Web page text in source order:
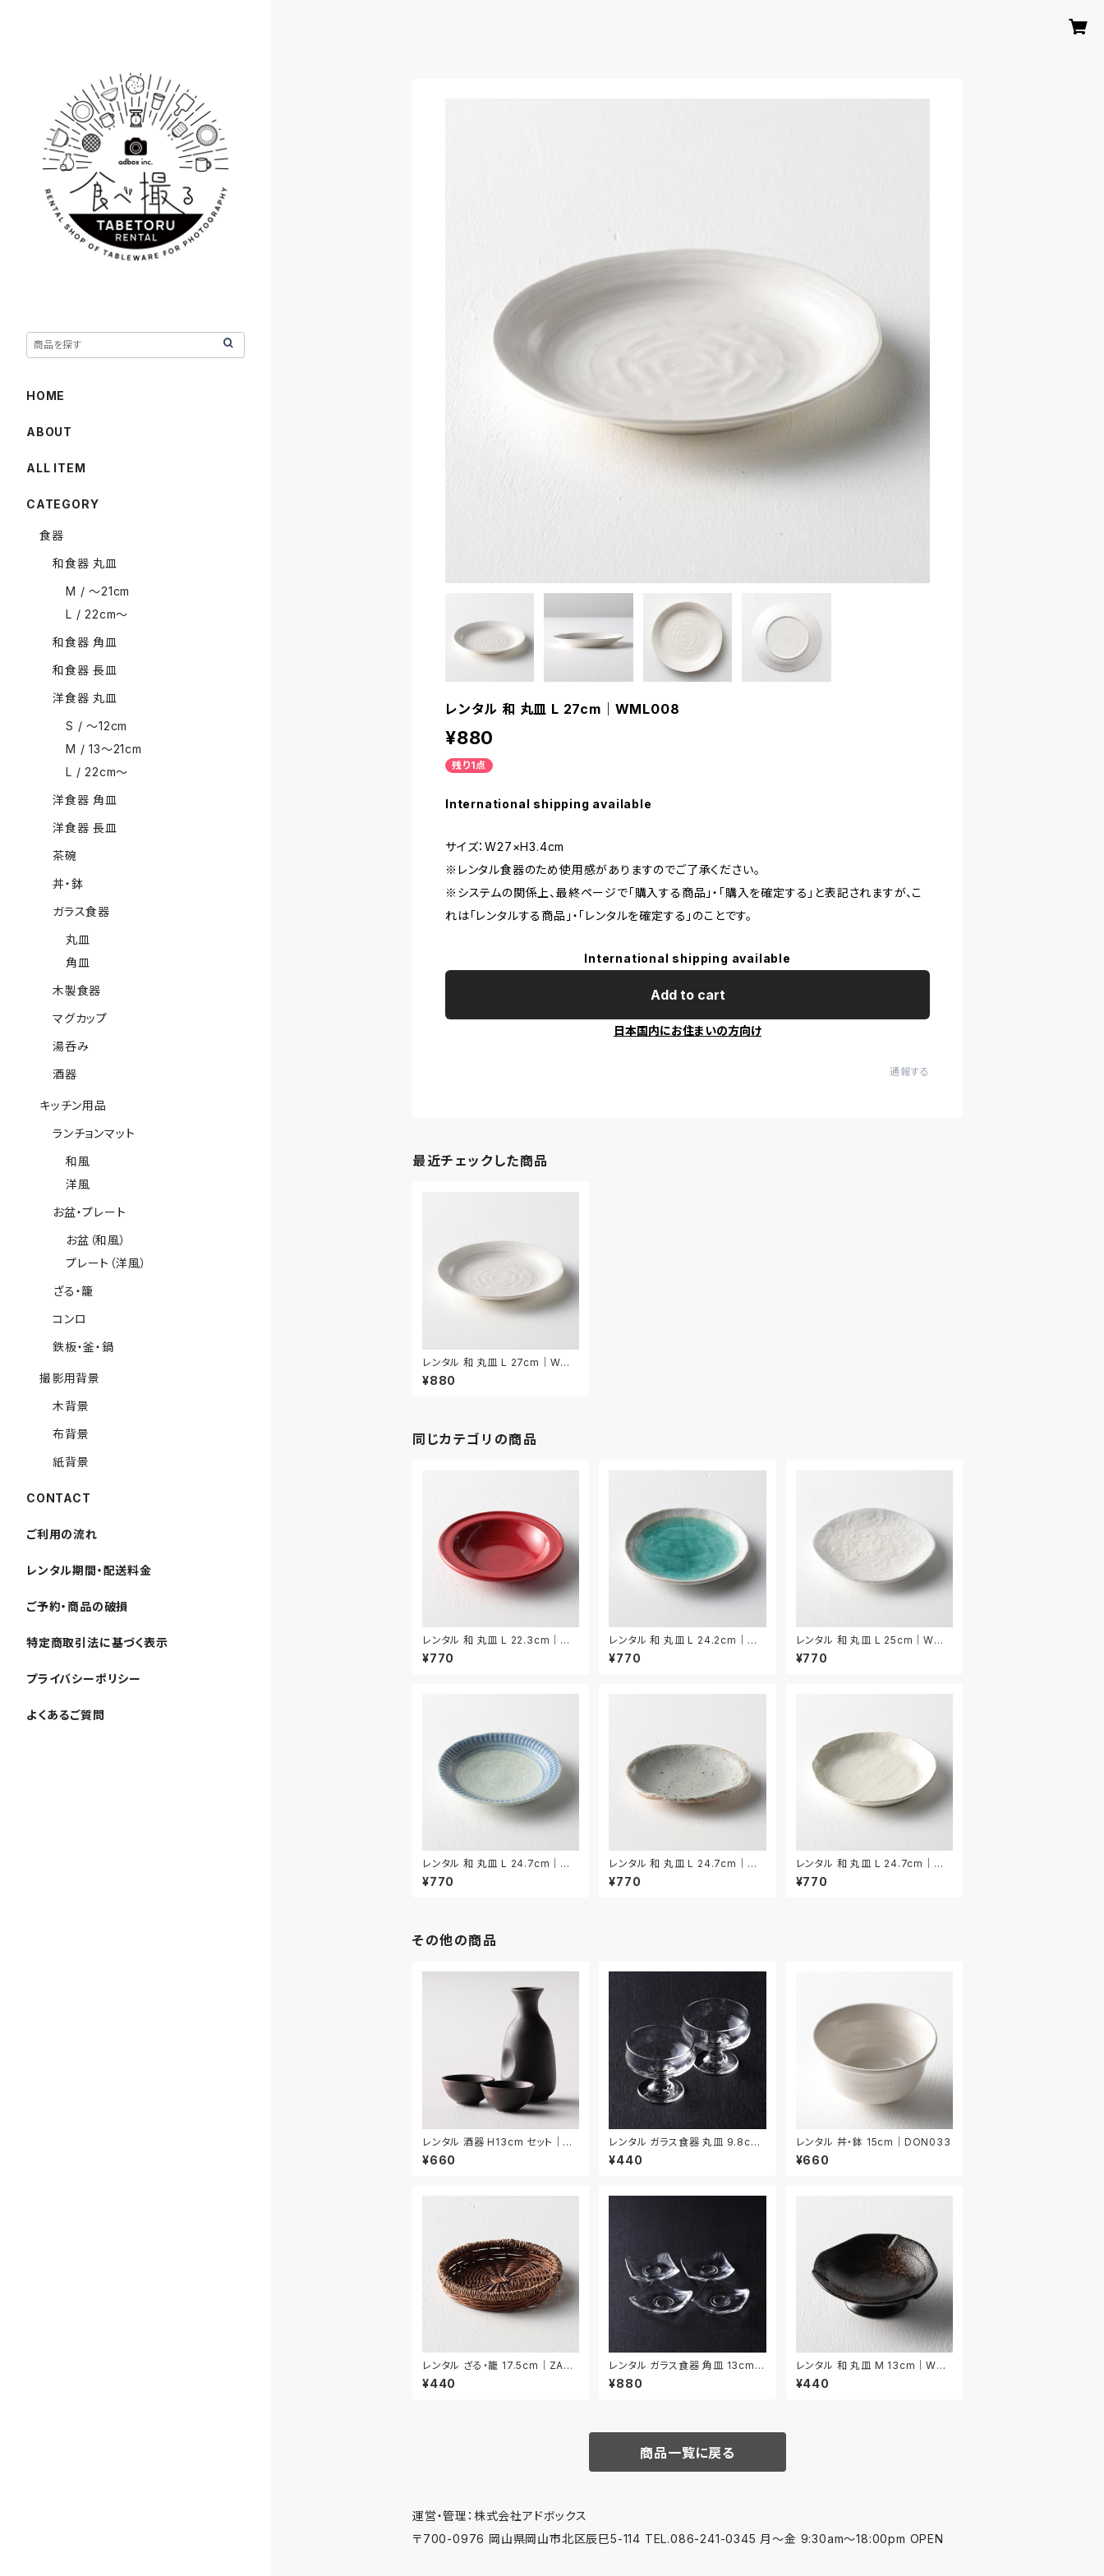
レンタル 和 丸皿 L 27cm｜WML008
¥880
残り1点
International shipping available
サイズ：W27×H3.4cm
※レンタル食器のため使用感がありますのでご了承ください。
※システムの関係上、最終ページで「購入する商品」・「購入を確定する」と表記されますが、こ
れは「レンタルする商品」・「レンタルを確定する」のことです。
International shipping available
Add to cart
日本国内にお住まいの方向け
通報する
最近チェックした商品
レンタル 和 丸皿 L 27cm｜WML
008
¥880
同じカテゴリの商品
レンタル 和 丸皿 L 22.3cm｜W
ML028
¥770
レンタル 和 丸皿 L 24.2cm｜W
ML030
¥770
レンタル 和 丸皿 L 25cm｜WML
014
¥770
レンタル 和 丸皿 L 24.7cm｜W
ML015
¥770
レンタル 和 丸皿 L 24.7cm｜W
ML016
¥770
レンタル 和 丸皿 L 24.7cm｜W
ML017
¥770
その他の商品
レンタル 酒器 H13cm セット｜SH
U007
¥660
レンタル ガラス食器 丸皿 9.8cm
2枚セット｜GLM129
¥440
レンタル 丼・鉢 15cm｜DON033
¥660
レンタル ざる・籠 17.5cm｜ZAR0
34
¥440
レンタル ガラス食器 角皿 13cm 4
枚セット｜GLK095
¥880
レンタル 和 丸皿 M 13cm｜WM
M041
¥440
商品一覧に戻る
運営・管理：株式会社アドボックス
〒700-0976 岡山県岡山市北区辰巳5-114 TEL.086-241-0345 月〜金 9:30am〜18:00pm OPEN
HOME
ABOUT
ALL ITEM
CATEGORY
食器
和食器 丸皿
M / 〜21cm
L / 22cm〜
和食器 角皿
和食器 長皿
洋食器 丸皿
S / 〜12cm
M / 13〜21cm
L / 22cm〜
洋食器 角皿
洋食器 長皿
茶碗
丼・鉢
ガラス食器
丸皿
角皿
木製食器
マグカップ
湯呑み
酒器
キッチン用品
ランチョンマット
和風
洋風
お盆・プレート
お盆（和風）
プレート（洋風）
ざる・籠
コンロ
鉄板・釜・鍋
撮影用背景
木背景
布背景
紙背景
CONTACT
ご利用の流れ
レンタル期間・配送料金
ご予約・商品の破損
特定商取引法に基づく表示
プライバシーポリシー
よくあるご質問